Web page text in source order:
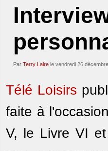
Par Terry Laire le vendredi 26
Télé Loisirs
faite à
V, le Livre VI